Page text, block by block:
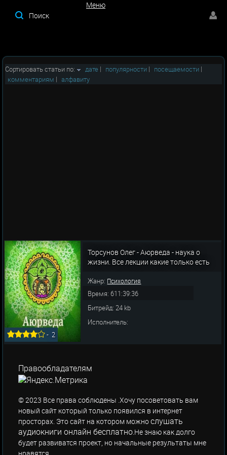
Меню
Сортировать статьи по: дате | популярности | посещаемости |
комментариям | алфавиту
-2
Торсунов Олег - Аюрведа - наука о
жизни. Все лекции какие только есть
Жанр: Психология
Время: 611:39:36
Битрейд: 24 kb
Исполнитель:
Правообладателям
© 2023 Все права соблюдены .Хочу посоветовать вам
новый сайт который только появился в интернет
просторах. Это сайт на котором можнослушать
аудиокниги онлайн бесплатно.Не знаю как долго
будет развиватся проект, но начальные результаты мне